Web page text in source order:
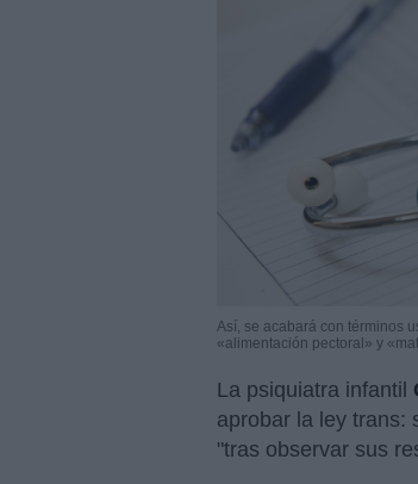
Así, se acabará con términos
«alimentación pectoral» y
La psiquiatra infantil
aprobar la ley trans:
"tras observar sus